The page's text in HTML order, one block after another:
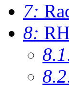
7:
8: